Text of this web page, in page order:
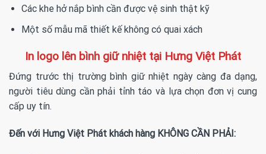
Các khe hở nắp bình cần được vệ sinh thật kỹ
Một số mẫu mã thiết kế không có quai xách
In logo lên bình giữ nhiệt tại Hưng Việt Phát
Đứng trước thị trường bình giữ nhiệt ngày càng đa dạng,
người tiêu dùng cần phải tỉnh táo và lựa chọn đơn vị cung
cấp uy tín.
Đến với Hưng Việt Phát khách hàng KHÔNG CẦN PHẢI: